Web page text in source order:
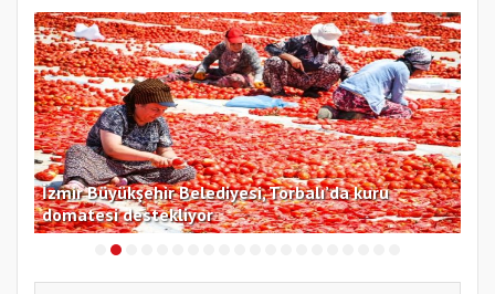
İzmir Büyükşehir Belediyesi, Torbalı’da kuru
domatesi destekliyor